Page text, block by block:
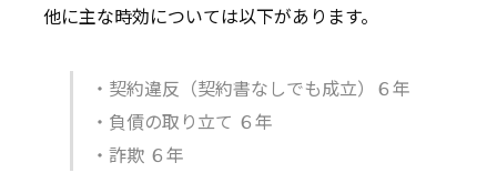
他に主な時効については以下があります。
・契約違反（契約書なしでも成立）６年
・負債の取り立て ６年
・詐欺 ６年